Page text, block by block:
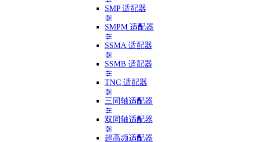
SMP 适配器
SMPM 适配器
SSMA 适配器
SSMB 适配器
TNC 适配器
三同轴适配器
双同轴适配器
超高频适配器